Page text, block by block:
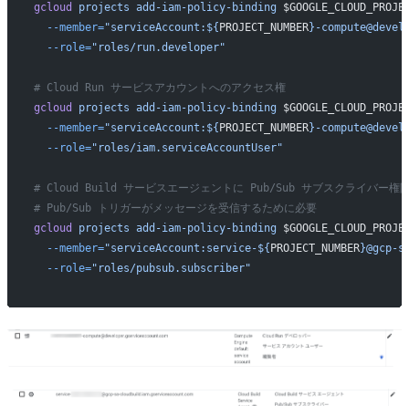
gcloud
projects add-iam-policy-binding
  --member=
"serviceAccount:${ PROJECT_NUMBER}-
  --role=
"roles/run.developer"
# Cloud Run サービスアカウントへのアクセス権
gcloud
projects add-iam-policy-binding
  --member=
"serviceAccount:${ PROJECT_NUMBER}-
  --role=
"roles/iam.serviceAccountUser"
# Cloud Build サービスエージェントに Pub/Sub サブスクライバー権
# Pub/Sub トリガーがメッセージを受信するために必要
gcloud
projects add-iam-policy-binding
  --member=
"serviceAccount:service-${ PROJECT_NUMBER}@gcp-
  --role=
"roles/pubsub.subscriber"